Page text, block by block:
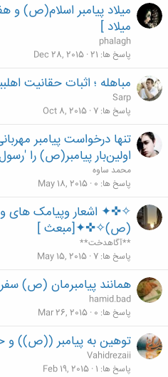
میلاد پیامبر اسلام(ص) و
میلاد ]
phalagh
پاسخ ها 21
Dec 28, 2015
مباهله ؛ اثبات حقانیت
Sarp
پاسخ ها 7
Oct 8, 2015
تنها درخواست پیامبر
اولین‌بار پیامبر(ص) را
محمد ساوه
پاسخ ها 0
May 18, 2015
✧✜✦ اشعار وپیامک های
(ص)✧✜✦[مبعث ]
**آگاهدخت**
پاسخ ها 7
May 15, 2015
همانند پیامبرمان (ص)
hamid.bad
پاسخ ها 0
Mar 26, 2015
توهین به پیامبر ((ص)) و
Vahidrezaii
پاسخ ها 1
Feb 19, 2015